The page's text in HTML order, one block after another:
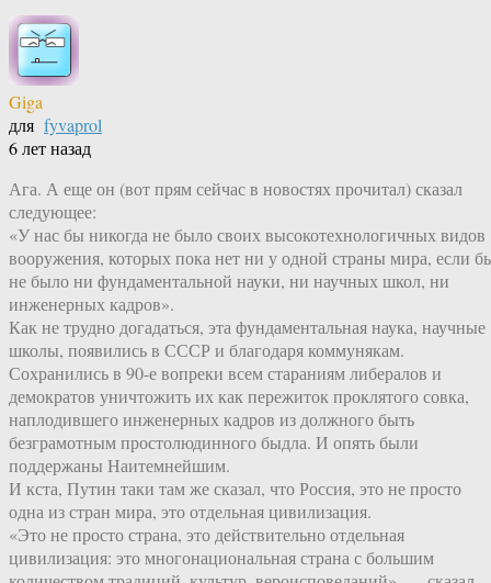
Giga
для fyvaprol
6 лет назад
Ага. А еще он (вот прям сейчас в новостях прочитал) сказал
следующее:
«У нас бы никогда не было своих высокотехнологичных видов
вооружения, которых пока нет ни у одной страны мира, если
не было ни фундаментальной науки, ни научных школ, ни
инженерных кадров».
Как не трудно догадаться, эта фундаментальная наука, научные
школы, появились в СССР и благодаря коммунякам.
Сохранились в 90-е вопреки всем стараниям либералов и
демократов уничтожить их как пережиток проклятого совка,
наплодившего инженерных кадров из должного быть
безграмотным простолюдинного быдла. И опять были
поддержаны Наитемнейшим.
И кста, Путин таки там же сказал, что Россия, это не просто
одна из стран мира, это отдельная цивилизация.
«Это не просто страна, это действительно отдельная
цивилизация: это многонациональная страна с большим